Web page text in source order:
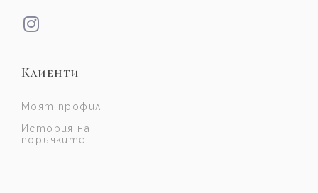
Клиенти
Моят профил
История на
поръчките